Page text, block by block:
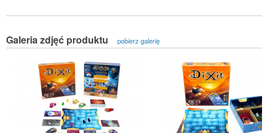
Galeria zdjęć produktu pobierz galerię